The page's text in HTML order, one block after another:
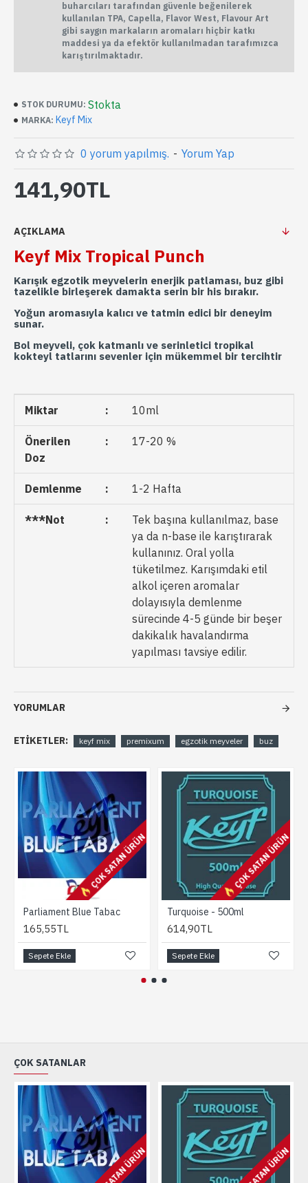
buharcıları tarafından güvenle beğenilerek
kullanılan TPA, Capella, Flavor West, Flavour Art
gibi saygın markaların aromaları hiçbir katkı
maddesi ya da efektör kullanılmadan tarafımızca
karıştırılmaktadır.
STOK DURUMU: Stokta
MARKA: Keyf Mix
0 yorum yapılmış. - Yorum Yap
141,90TL
AÇIKLAMA
Keyf Mix Tropical Punch
Karışık egzotik meyvelerin enerjik patlaması, buz gibi
tazelikle birleşerek damakta serin bir his bırakır.
Yoğun aromasıyla kalıcı ve tatmin edici bir deneyim
sunar.
Bol meyveli, çok katmanlı ve serinletici tropikal
kokteyl tatlarını sevenler için mükemmel bir tercihtir
Miktar : 10ml
Önerilen
Doz
: 17-20 %
Demlenme : 1-2 Hafta
***Not :
Tek başına kullanılmaz, base
ya da n-base ile karıştırarak
kullanınız. Oral yolla
tüketilmez. Karışımdaki etil
alkol içeren aromalar
dolayısıyla demlenme
sürecinde 4-5 günde bir beşer
dakikalık havalandırma
yapılması tavsiye edilir.
YORUMLAR
ETIKETLER: keyf mix premixum egzotik meyveler buz
ÇOK SATAN ÜRÜN
Parliament Blue Tabac
165,55TL
Sepete Ekle
ÇOK SATAN ÜRÜN
Turquoise - 500ml
614,90TL
Sepete Ekle
ÇOK SATANLAR